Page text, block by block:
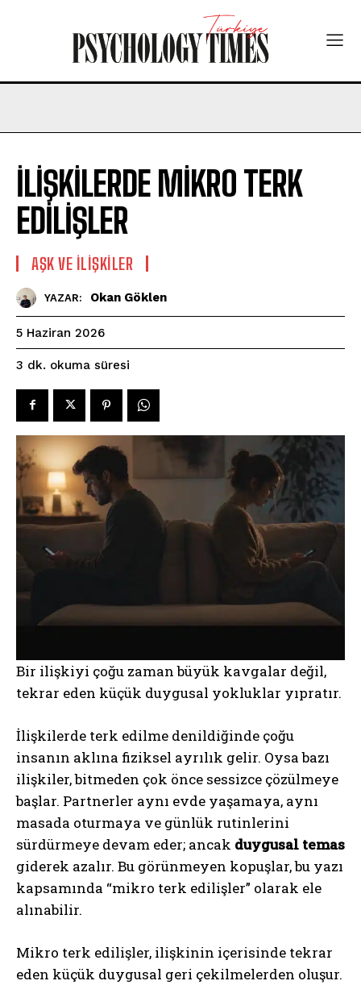
İLİŞKİLERDE MİKRO TERK
EDİLİŞLER
AŞK VE İLIŞKILER
YAZAR: Okan Göklen
5 Haziran 2026
3 dk. okuma süresi
Bir ilişkiyi çoğu zaman büyük kavgalar değil,
tekrar eden küçük duygusal yokluklar yıpratır.
İlişkilerde terk edilme denildiğinde çoğu
insanın aklına fiziksel ayrılık gelir. Oysa bazı
ilişkiler, bitmeden çok önce sessizce çözülmeye
başlar. Partnerler aynı evde yaşamaya, aynı
masada oturmaya ve günlük rutinlerini
sürdürmeye devam eder; ancak duygusal temas
giderek azalır. Bu görünmeyen kopuşlar, bu yazı
kapsamında “mikro terk edilişler” olarak ele
alınabilir.
Mikro terk edilişler, ilişkinin içerisinde tekrar
eden küçük duygusal geri çekilmelerden oluşur.